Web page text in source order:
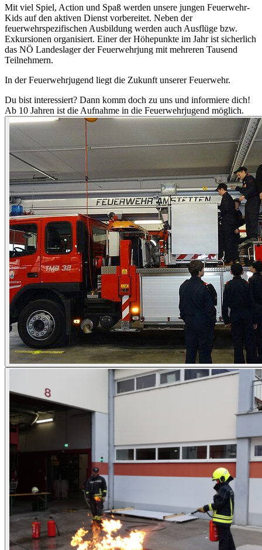
Mit viel Spiel, Action und Spaß werden unsere jungen Feuerwehr-
Kids auf den aktiven Dienst vorbereitet. Neben der
feuerwehrspezifischen Ausbildung werden auch Ausflüge bzw.
Exkursionen organisiert. Einer der Höhepunkte im Jahr ist sicherlich
das NÖ Landeslager der Feuerwehrjung mit mehreren Tausend
Teilnehmern.
In der Feuerwehrjugend liegt die Zukunft unserer Feuerwehr.
Du bist interessiert? Dann komm doch zu uns und informiere dich!
Ab 10 Jahren ist die Aufnahme in die Feuerwehrjugend möglich.